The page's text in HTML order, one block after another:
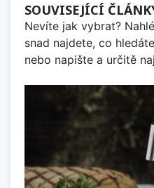
SOUVISEJÍCÍ
Nevíte jak vybrat?
snad najdete, co
nebo napište a určitě